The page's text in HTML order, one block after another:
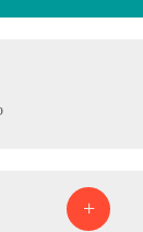
+